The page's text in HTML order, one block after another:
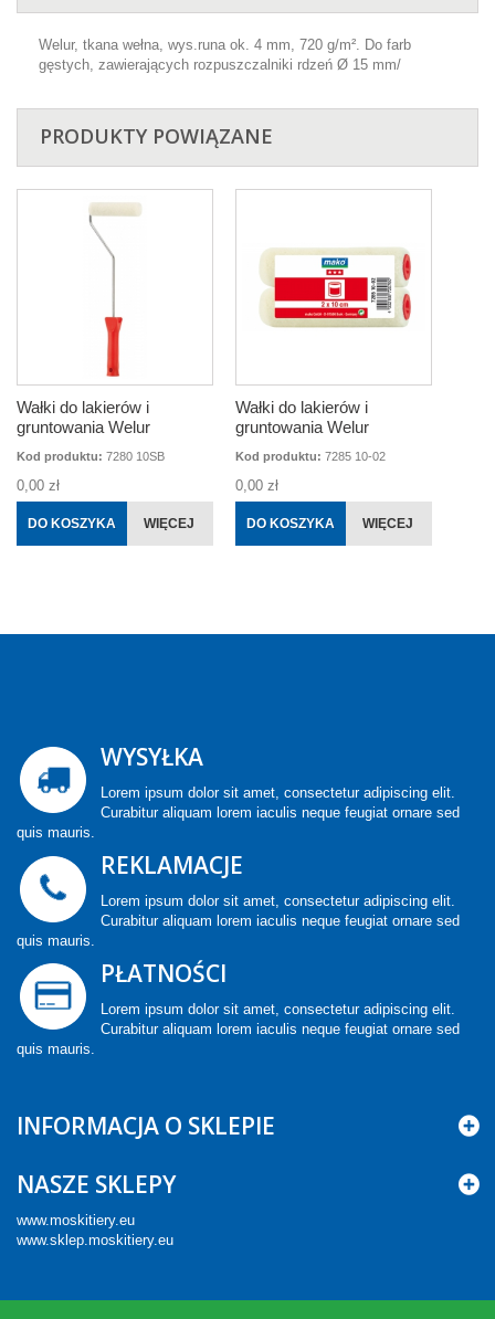
Welur, tkana wełna, wys.runa ok. 4 mm, 720 g/m². Do farb
gęstych, zawierających rozpuszczalniki rdzeń Ø 15 mm/
PRODUKTY POWIĄZANE
Wałki do lakierów i
gruntowania Welur
Kod produktu: 7280 10SB
0,00 zł
DO KOSZYKA WIĘCEJ
Wałki do lakierów i
gruntowania Welur
Kod produktu: 7285 10-02
0,00 zł
DO KOSZYKA WIĘCEJ
WYSYŁKA
Lorem ipsum dolor sit amet, consectetur adipiscing elit.
Curabitur aliquam lorem iaculis neque feugiat ornare sed
quis mauris.
REKLAMACJE
Lorem ipsum dolor sit amet, consectetur adipiscing elit.
Curabitur aliquam lorem iaculis neque feugiat ornare sed
quis mauris.
PŁATNOŚCI
Lorem ipsum dolor sit amet, consectetur adipiscing elit.
Curabitur aliquam lorem iaculis neque feugiat ornare sed
quis mauris.
INFORMACJA O SKLEPIE
NASZE SKLEPY
www.moskitiery.eu
www.sklep.moskitiery.eu